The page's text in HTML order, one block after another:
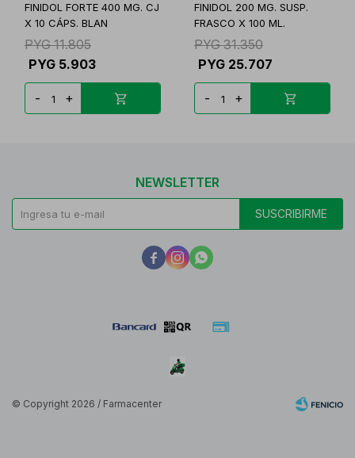
FINIDOL FORTE 400 MG. CJ
X 10 CÁPS. BLAN
PYG 11.805
PYG 5.903
- +
FINIDOL 200 MG. SUSP.
FRASCO X 100 ML.
PYG 31.350
PYG 25.707
- +
NEWSLETTER
SUSCRIBIRME
  
© Copyright 2026 / Farmacenter